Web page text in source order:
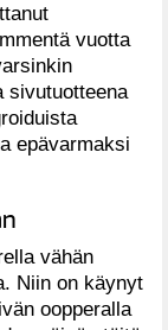
vuotta
sivutuotteena
epävarmaksi
vähän
Niin on käynyt
oopperalla